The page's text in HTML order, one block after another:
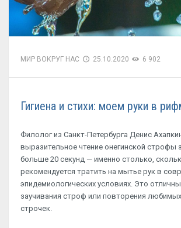
МИР ВОКРУГ НАС 25.10.2020 6 902
Гигиена и стихи: моем руки в
Филолог из Санкт-Петербурга Денис
выразительное чтение онегинской строфы
больше 20 секунд — именно столько,
рекомендуется тратить на мытье рук в
эпидемиологических условиях. Это
заучивания строф или повторения
строчек.